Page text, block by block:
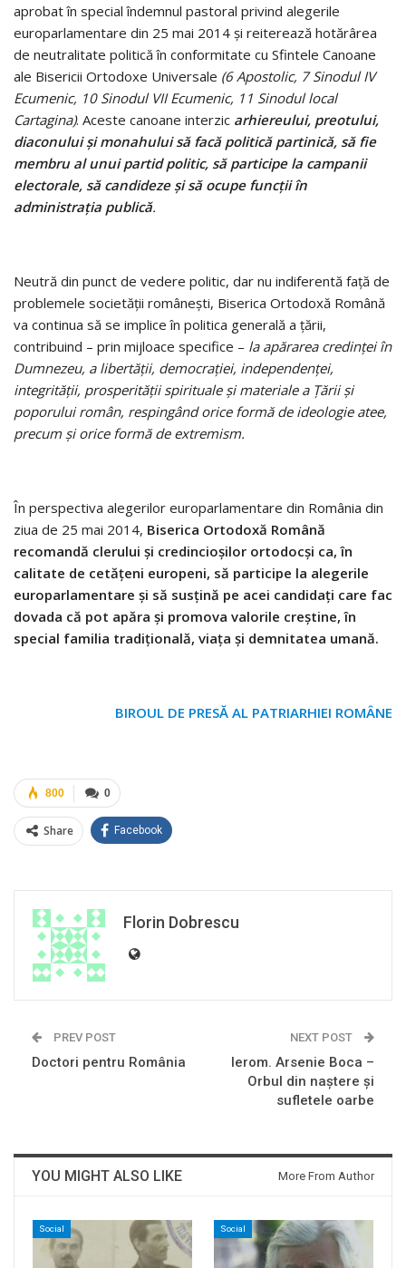
aprobat în special îndemnul pastoral privind alegerile
europarlamentare din 25 mai 2014 şi reiterează hotărârea
de neutralitate politică în conformitate cu Sfintele Canoane
ale Bisericii Ortodoxe Universale (6 Apostolic, 7 Sinodul IV
Ecumenic, 10 Sinodul VII Ecumenic, 11 Sinodul local
Cartagina). Aceste canoane interzic arhiereului, preotului,
diaconului şi monahului să facă politică partinică, să fie
membru al unui partid politic, să participe la campanii
electorale, să candideze şi să ocupe funcţii în
administraţia publică.
Neutră din punct de vedere politic, dar nu indiferentă faţă de
problemele societăţii româneşti, Biserica Ortodoxă Română
va continua să se implice în politica generală a ţării,
contribuind – prin mijloace specifice – la apărarea credinţei în
Dumnezeu, a libertăţii, democraţiei, independenţei,
integrităţii, prosperităţii spirituale şi materiale a Ţării şi
poporului român, respingând orice formă de ideologie atee,
precum şi orice formă de extremism.
În perspectiva alegerilor europarlamentare din România din
ziua de 25 mai 2014, Biserica Ortodoxă Română
recomandă clerului şi credincioşilor ortodocşi ca, în
calitate de cetăţeni europeni, să participe la alegerile
europarlamentare şi să susţină pe acei candidaţi care fac
dovada că pot apăra şi promova valorile creştine, în
special familia tradiţională, viaţa şi demnitatea umană.
BIROUL DE PRESĂ AL PATRIARHIEI ROMÂNE
0
800
Share Facebook
Florin Dobrescu
PREV POST
Doctori pentru România
NEXT POST
Ierom. Arsenie Boca –
Orbul din naştere şi
sufletele oarbe
YOU MIGHT ALSO LIKE More From Author
Social Social